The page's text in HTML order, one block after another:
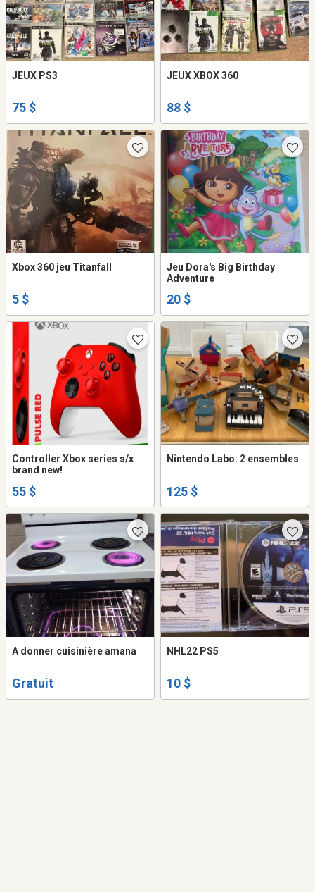
JEUX PS3
75 $
JEUX XBOX 360
88 $
Xbox 360 jeu Titanfall
5 $
Jeu Dora's Big Birthday
Adventure
20 $
Controller Xbox series s/x
brand new!
55 $
Nintendo Labo: 2 ensembles
125 $
A donner cuisinière amana
Gratuit
NHL22 PS5
10 $